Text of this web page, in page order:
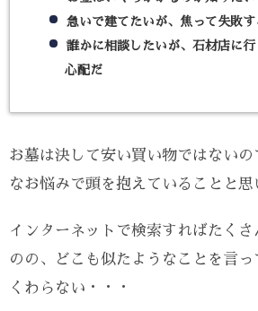
しくお願い申し上げます。
急いで建てたいが、焦って失敗す
誰かに相談したいが、石材店に
心配だ
お墓は決して安い買い物ではないの
なお悩みで頭を抱えていることと思
インターネットで検索すればたくさ
のの、どこも似たようなことを言っ
くわらない・・・